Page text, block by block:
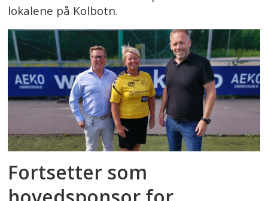
lokalene på Kolbotn.
Fortsetter som